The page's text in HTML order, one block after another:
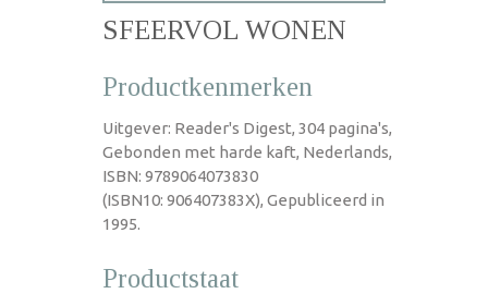
SFEERVOL WONEN
Productkenmerken
Uitgever: Reader's Digest, 304 pagina's,
Gebonden met harde kaft, Nederlands,
ISBN: 9789064073830
(ISBN10: 906407383X), Gepubliceerd in
1995.
Productstaat